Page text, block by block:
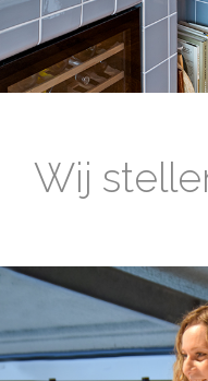
Wij